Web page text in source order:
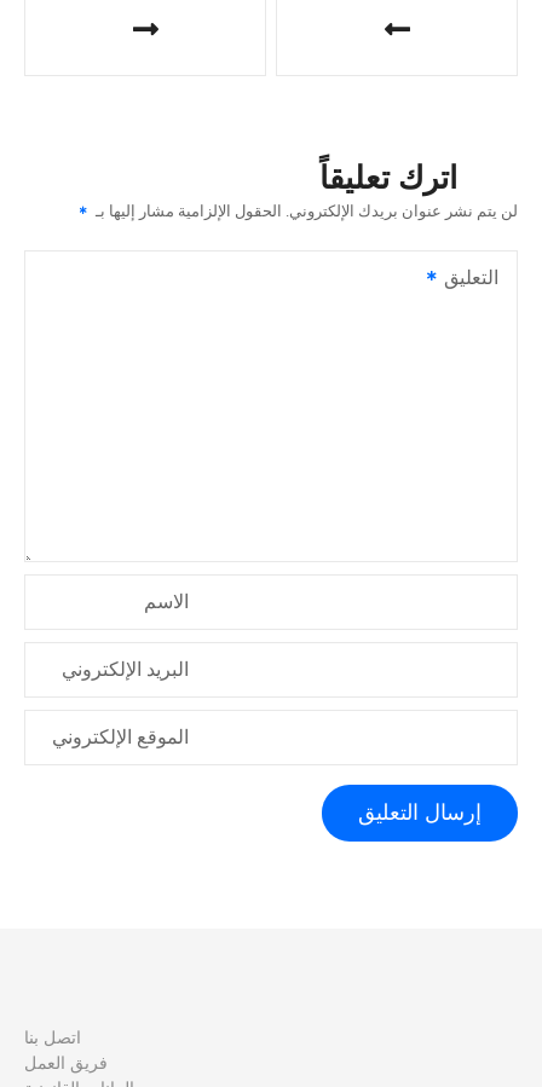
ا
م
اترك تعليقاً
لن يتم نشر عنوان بريدك الإلكتروني. الحقول الإلزامية مشار إليها بـ
التعليق
الاسم
البريد الإلكتروني
الموقع الإلكتروني
اتصل بنا
فريق العمل